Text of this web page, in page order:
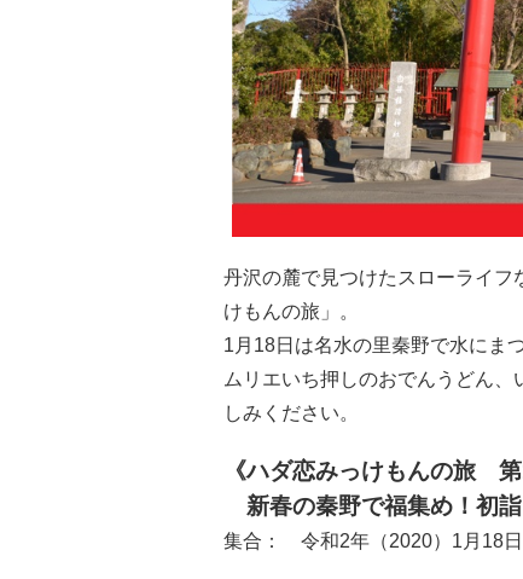
丹沢の麓で見つけたスローライ
けもんの旅」。
1月18日は名水の里秦野で水にま
ムリエいち押しのおでんうどん
しみください。
《ハダ恋みっけもんの旅
新春の秦野で福集め！初詣
集合： 令和2年（2020）1月18